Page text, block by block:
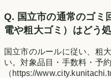
Q. 国立市の通常のゴミ
電や粗大ゴミ）はどう
国立市のルールに従い、粗
い。対象品目・手数料・予
（https://